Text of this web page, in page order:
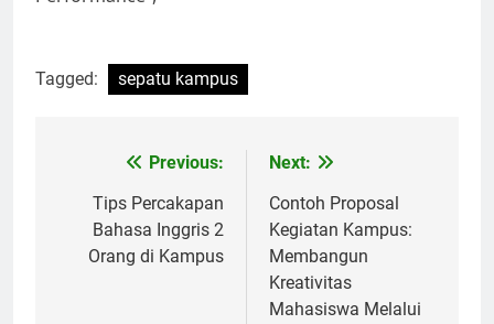
Tagged: sepatu kampus
navigation
Previous:
Tips Percakapan
Bahasa Inggris 2
Orang di Kampus
Next:
Contoh Proposal
Kegiatan Kampus:
Membangun
Kreativitas
Mahasiswa Melalui